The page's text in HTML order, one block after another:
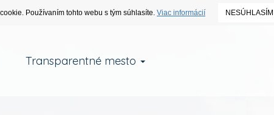
Používaním tohto webu s tým súhlasíte. Viac informácií NESÚHLASÍM
Transparentné mesto